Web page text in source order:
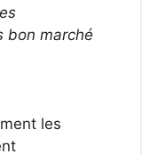
bon marché
les